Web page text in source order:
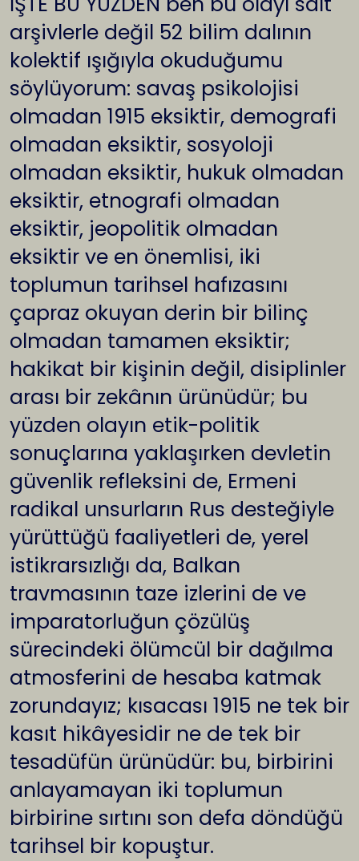
arşivlerle değil 52 bilim dalının
kolektif ışığıyla okuduğumu
söylüyorum: savaş psikolojisi
olmadan 1915 eksiktir, demografi
olmadan eksiktir, sosyoloji
olmadan eksiktir, hukuk olmadan
eksiktir, etnografi olmadan
eksiktir, jeopolitik olmadan
eksiktir ve en önemlisi, iki
toplumun tarihsel hafızasını
çapraz okuyan derin bir bilinç
olmadan tamamen eksiktir;
hakikat bir kişinin değil, disiplinler
arası bir zekânın ürünüdür; bu
yüzden olayın etik-politik
sonuçlarına yaklaşırken devletin
güvenlik refleksini de, Ermeni
radikal unsurların Rus desteğiyle
yürüttüğü faaliyetleri de, yerel
istikrarsızlığı da, Balkan
travmasının taze izlerini de ve
imparatorluğun çözülüş
sürecindeki ölümcül bir dağılma
atmosferini de hesaba katmak
zorundayız; kısacası 1915 ne tek bir
kasıt hikâyesidir ne de tek bir
tesadüfün ürünüdür: bu, birbirini
anlayamayan iki toplumun
birbirine sırtını son defa döndüğü
tarihsel bir kopuştur.